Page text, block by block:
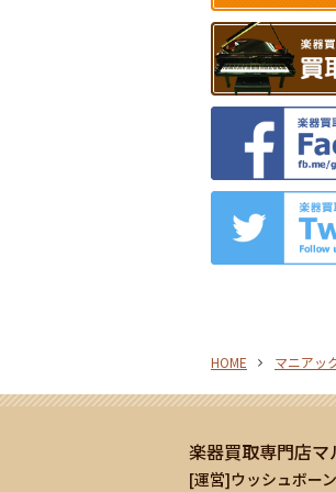
HOME マニアッ
楽器買取専門店マ
[運営]ウッシュボー